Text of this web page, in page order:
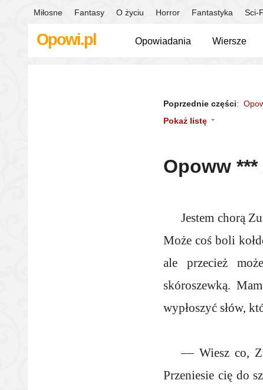
Miłosne Fantasy O życiu Horror Fantastyka Sci-
Opowi.pl Opowiadania Wiersze
Poprzednie części:
Pokaż listę
Opoww
Jestem chorą
Może coś boli
ale przecież
skóroszewką.
wypłoszyć słów,
–– Wiesz co,
Przeniesie cię do